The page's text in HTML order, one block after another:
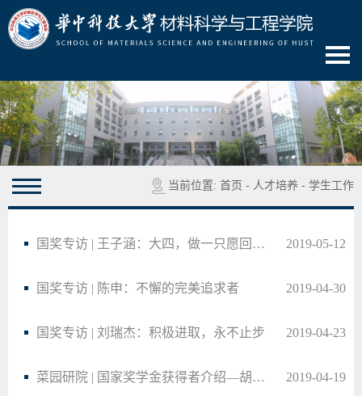
当前位置: 首页 - 人才培养 - 学生工作
国奖专访 | 王子涵：大四，做一只愿回头反思的懒猫 2019-05-12
国奖专访 | 陈申：不懈的完美追求者 2019-04-30
国奖专访 | 刘瑞杰：积极进取，永不止步 2019-04-23
菜园研院 | 国家奖学金获得者介绍—胡晓宗 2019-04-19